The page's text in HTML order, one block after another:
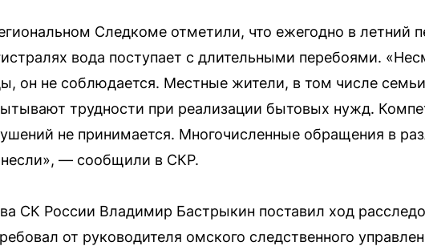
Следкоме отметили, что ежегодно в летний
вода поступает с длительными перебоями.
он не соблюдается. Местные жители, в том числе
трудности при реализации бытовых нужд.
не принимается. Многочисленные обращения в
— сообщили в СКР.
СК России Владимир Бастрыкин поставил ход
от руководителя омского следственного